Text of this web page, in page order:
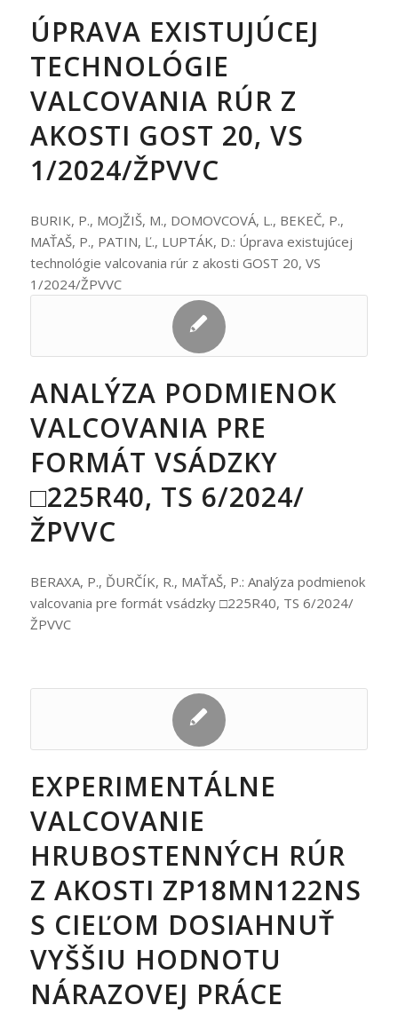
ÚPRAVA EXISTUJÚCEJ
TECHNOLÓGIE
VALCOVANIA RÚR Z
AKOSTI GOST 20, VS
1/2024/ŽPVVC
BURIK, P., MOJŽIŠ, M., DOMOVCOVÁ, L., BEKEČ, P.,
MAŤAŠ, P., PATIN, Ľ., LUPTÁK, D.: Úprava existujúcej
technológie valcovania rúr z akosti GOST 20, VS
1/2024/ŽPVVC
ANALÝZA PODMIENOK
VALCOVANIA PRE
FORMÁT VSÁDZKY
□225R40, TS 6/2024/
ŽPVVC
BERAXA, P., ĎURČÍK, R., MAŤAŠ, P.: Analýza podmienok
valcovania pre formát vsádzky □225R40, TS 6/2024/
ŽPVVC
EXPERIMENTÁLNE
VALCOVANIE
HRUBOSTENNÝCH RÚR
Z AKOSTI ZP18MN122NS
S CIEĽOM DOSIAHNUŤ
VYŠŠIU HODNOTU
NÁRAZOVEJ PRÁCE